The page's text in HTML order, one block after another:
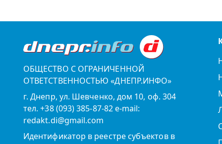
ОБЩЕСТВО С ОГРАНИЧЕННОЙ
ОТВЕТСТВЕННОСТЬЮ «ДНЕПР.ИНФО»
г. Днепр, ул. Шевченко, дом 10, оф. 304
тел. +38 (093) 385-87-82 e-mail:
redakt.di@gmail.com
Идентификатор в реестре субъектов в